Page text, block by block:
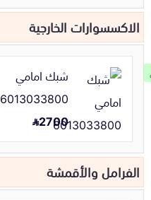
الاكسسوارات الخارجية
شبك امامي
6013033800
2700
الفرامل والأقمشة